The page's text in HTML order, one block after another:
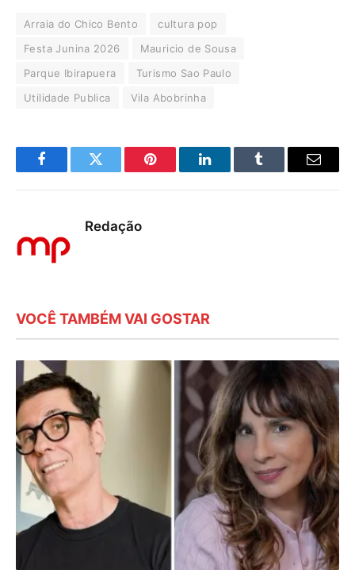
Arraia do Chico Bento
cultura pop
Festa Junina 2026
Mauricio de Sousa
Parque Ibirapuera
Turismo Sao Paulo
Utilidade Publica
Vila Abobrinha
FacebookTwitter Pinterest LinkedInTumblr
E-
Redação
VOCÊ TAMBÉM VAI GOSTAR